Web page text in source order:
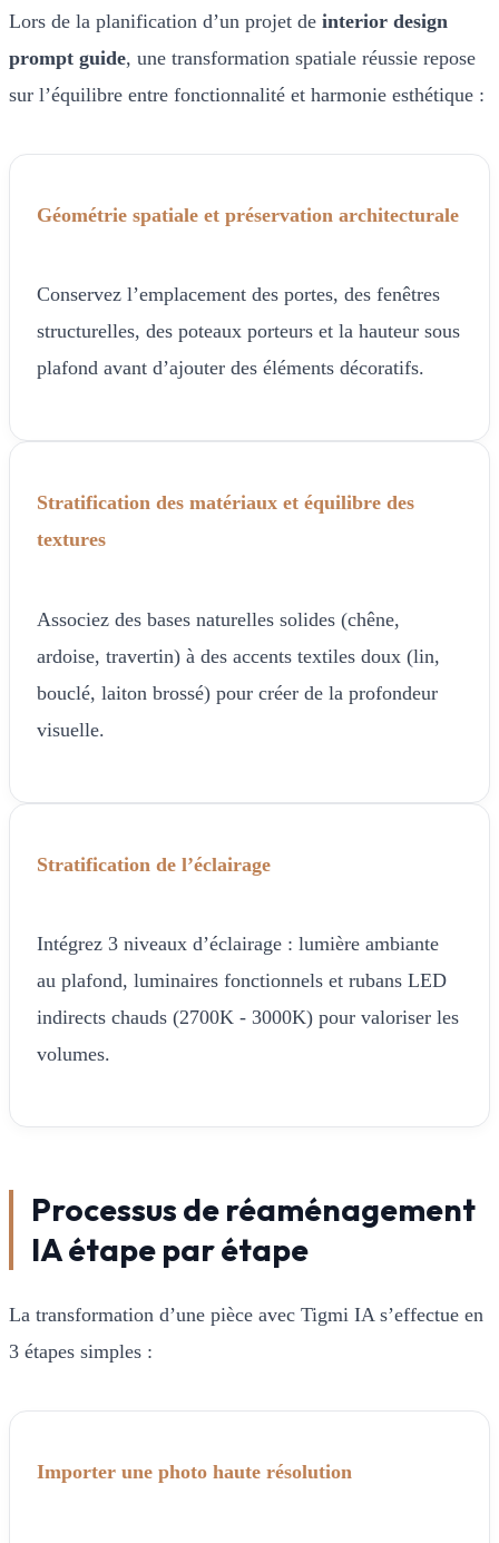
Lors de la planification d’un projet de interior design
prompt guide, une transformation spatiale réussie repose
sur l’équilibre entre fonctionnalité et harmonie esthétique :
Géométrie spatiale et préservation architecturale
Conservez l’emplacement des portes, des fenêtres
structurelles, des poteaux porteurs et la hauteur sous
plafond avant d’ajouter des éléments décoratifs.
Stratification des matériaux et équilibre des
textures
Associez des bases naturelles solides (chêne,
ardoise, travertin) à des accents textiles doux (lin,
bouclé, laiton brossé) pour créer de la profondeur
visuelle.
Stratification de l’éclairage
Intégrez 3 niveaux d’éclairage : lumière ambiante
au plafond, luminaires fonctionnels et rubans LED
indirects chauds (2700K - 3000K) pour valoriser les
volumes.
Processus de réaménagement
IA étape par étape
La transformation d’une pièce avec Tigmi IA s’effectue en
3 étapes simples :
Importer une photo haute résolution